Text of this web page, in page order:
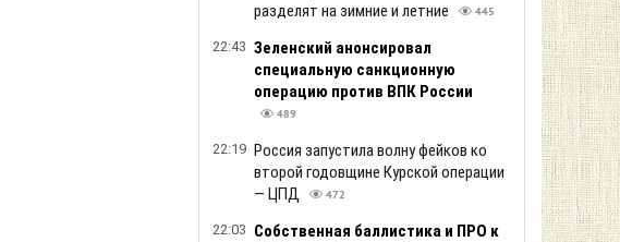
разделят на зимние и летние
445
22:43 Зеленский анонсировал
специальную санкционную
операцию против ВПК России
489
22:19 Россия запустила волну фейков ко
второй годовщине Курской операции
— ЦПД
472
22:03 Собственная баллистика и ПРО к